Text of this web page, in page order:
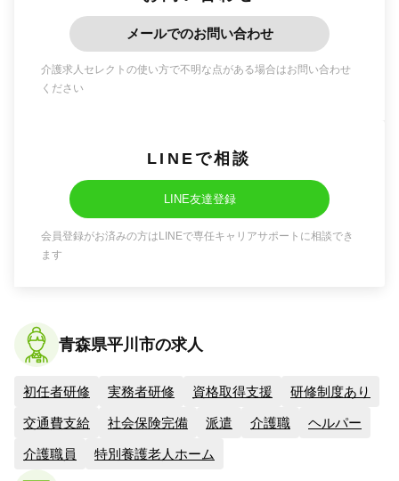
メールでのお問い合わせ
介護求人セレクトの使い方で不明な点がある場合はお問い合わせ
ください
LINEで相談
LINE友達登録
会員登録がお済みの方はLINEで専任キャリアサポートに相談でき
ます
青森県平川市の求人
初任者研修 実務者研修 資格取得支援 研修制度あり
交通費支給 社会保険完備 派遣 介護職 ヘルパー
介護職員 特別養護老人ホーム